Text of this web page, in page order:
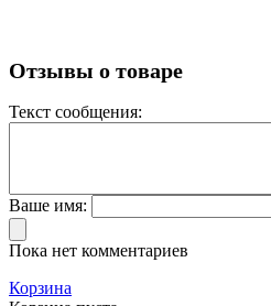
Отзывы о товаре
Текст сообщения:
Ваше имя:
Пока нет комментариев
Корзина